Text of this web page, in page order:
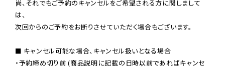
尚、それでもご予約のキャンセルをご希望される方に関しまして
は、
次回からのご予約をお断りさせていただく場合もございます。
■ キャンセル可能な場合、キャンセル扱いとなる場合
・予約締め切り前 (商品説明に記載の日時以前であればキャンセ